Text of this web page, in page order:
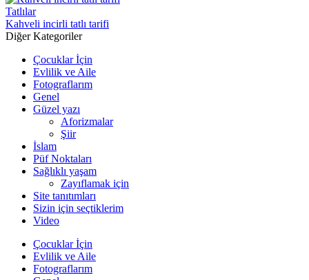
Tatlılar
Kahveli incirli tatlı tarifi
Diğer Kategoriler
Çocuklar İçin
Evlilik ve Aile
Fotograflarım
Genel
Güzel yazı
Aforizmalar
Şiir
İslam
Püf Noktaları
Sağlıklı yaşam
Zayıflamak için
Site tanıtımları
Sizin için seçtiklerim
Video
Çocuklar İçin
Evlilik ve Aile
Fotograflarım